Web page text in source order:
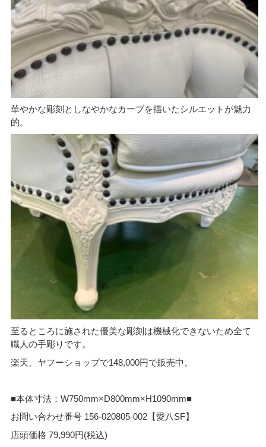
華やかな彫刻としなやかなカーブを描いたシルエットが魅力
的。
至るところに施された優美な彫刻は機械化できないため全て
職人の手彫りです。
楽天、ヤフーショップで148,000円で販売中。
■本体寸法：W750mm×D800mm×H1090mm■
お問い合わせ番号 156-020805-002【愛八SF】
店頭価格 79,990円(税込)